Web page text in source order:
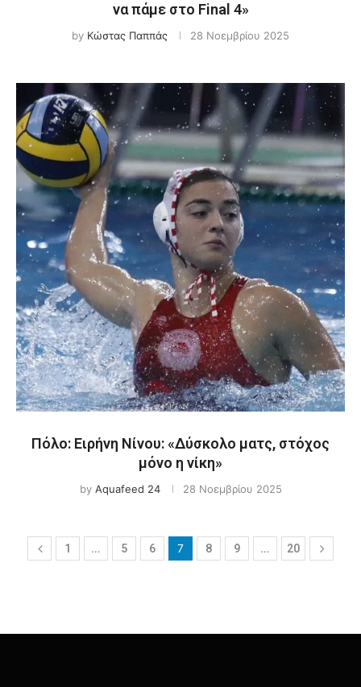
να πάμε στο Final 4»
by Κώστας Παππάς 28 Νοεμβρίου 2025
Πόλο: Ειρήνη Νίνου: «Δύσκολο ματς, στόχος
μόνο η νίκη»
by Aquafeed 24 28 Νοεμβρίου 2025
1 … 5 6 7 8 9 … 20